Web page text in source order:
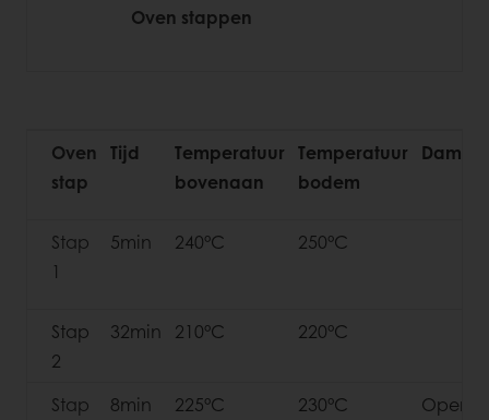
Oven stappen
Oven
stap
Tijd
Temperatuur
bovenaan
Temperatuur
bodem
Stap
1
5min 240°C 250°C
Stap
2
32min 210°C 220°C
Stap
8min 225°C 230°C Open